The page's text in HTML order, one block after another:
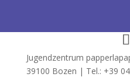
Jugendzentrum
39100 Bozen | Tel.: +39